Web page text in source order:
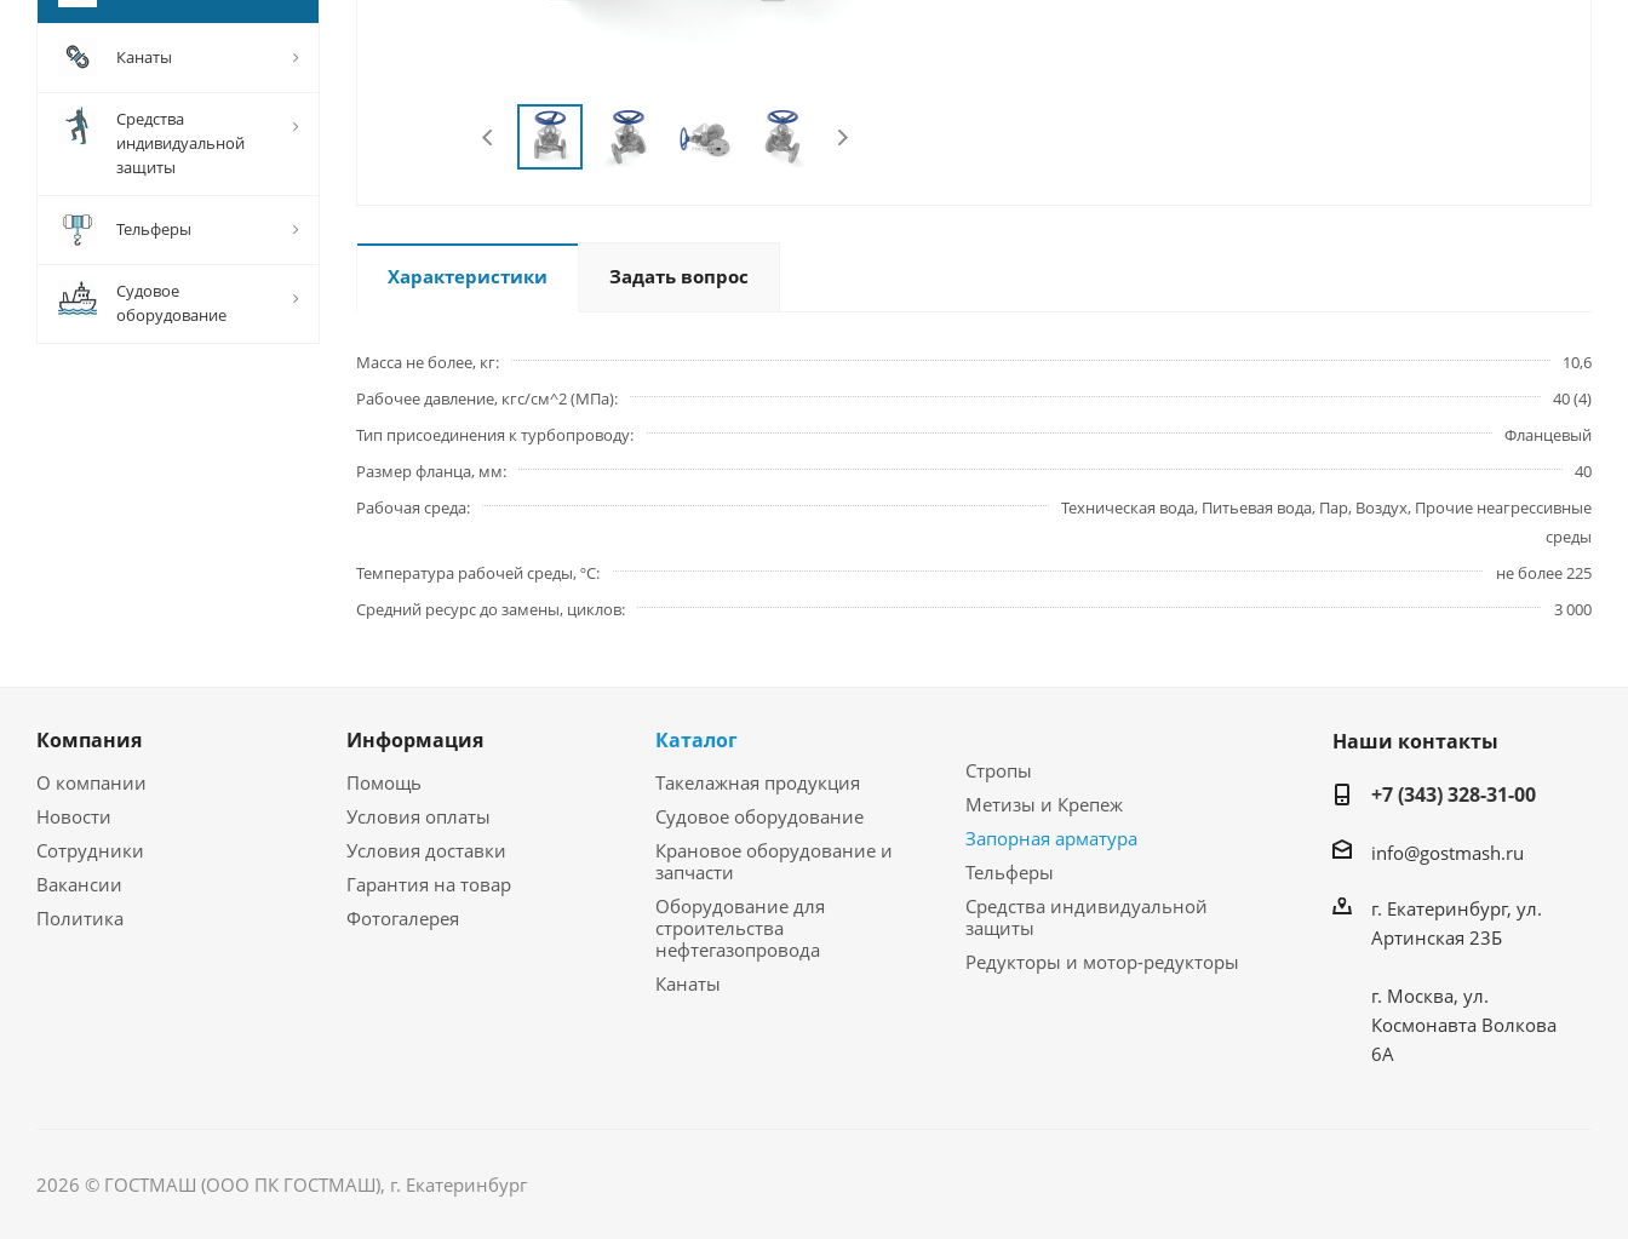
Характеристики Задать вопрос
Масса не более, кг
10,6
Рабочее давление, кгс/см^2 (МПа)
40 (4)
Тип присоединения к турбопроводу
Фланцевый
Размер фланца, мм
40
Рабочая среда
Техническая вода, Питьевая вода, Пар, Воздух, Прочие неагрессивные
среды
Температура рабочей среды, ºС
не более 225
Средний ресурс до замены, циклов
3 000
Канаты
Средства
индивидуальной
защиты
Тельферы
Судовое
оборудование
Компания
О компании
Новости
Сотрудники
Вакансии
Политика
Информация
Помощь
Условия оплаты
Условия доставки
Гарантия на товар
Фотогалерея
Каталог
Такелажная продукция
Судовое оборудование
Крановое оборудование и
запчасти
Оборудование для
строительства
нефтегазопровода
Канаты
Стропы
Метизы и Крепеж
Запорная арматура
Тельферы
Средства индивидуальной
защиты
Редукторы и мотор-редукторы
Наши контакты
+7 (343) 328-31-00
info@gostmash.ru
г. Екатеринбург, ул.
Артинская 23Б
г. Москва, ул.
Космонавта Волкова
6А
2026 © ГОСТМАШ (ООО ПК ГОСТМАШ), г. Екатеринбург